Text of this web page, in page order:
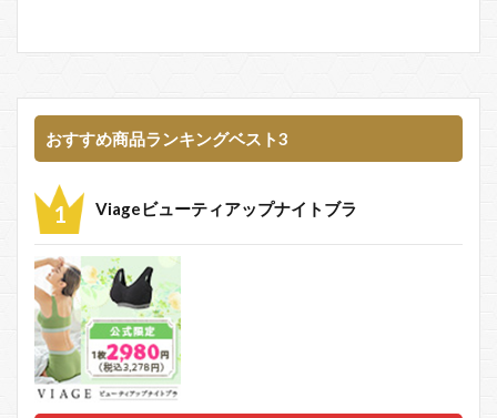
おすすめ商品ランキングベスト3
Viageビューティアップナイトブラ